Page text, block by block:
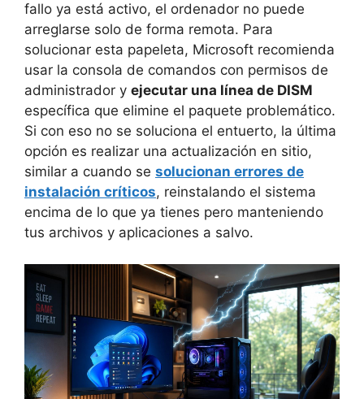
fallo ya está activo, el ordenador no puede
arreglarse solo de forma remota. Para
solucionar esta papeleta, Microsoft recomienda
usar la consola de comandos con permisos de
administrador y ejecutar una línea de DISM
específica que elimine el paquete problemático.
Si con eso no se soluciona el entuerto, la última
opción es realizar una actualización en sitio,
similar a cuando se solucionan errores de
instalación críticos, reinstalando el sistema
encima de lo que ya tienes pero manteniendo
tus archivos y aplicaciones a salvo.